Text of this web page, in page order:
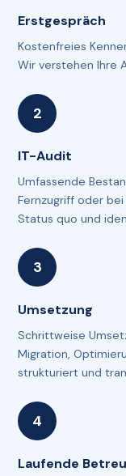
Erstgespräch
Kostenfreies
Wir verstehen Ihre
IT-Audit
Umfassende
Fernzugriff oder
Status quo und
Umsetzung
Schrittweise
Migration,
strukturiert und
Laufende